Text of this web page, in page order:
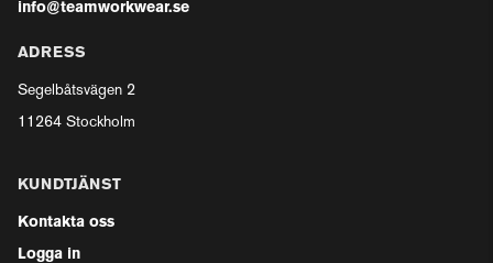
info@teamworkwear.se
ADRESS
Segelbåtsvägen 2
11264 Stockholm
KUNDTJÄNST
Kontakta oss
Logga in